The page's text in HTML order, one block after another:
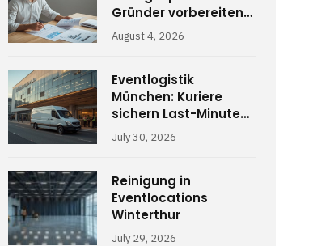
Gründer vorbereiten
müssen
August 4, 2026
Eventlogistik
München: Kuriere
sichern Last-Minute-
Abläufe
July 30, 2026
Reinigung in
Eventlocations
Winterthur
July 29, 2026